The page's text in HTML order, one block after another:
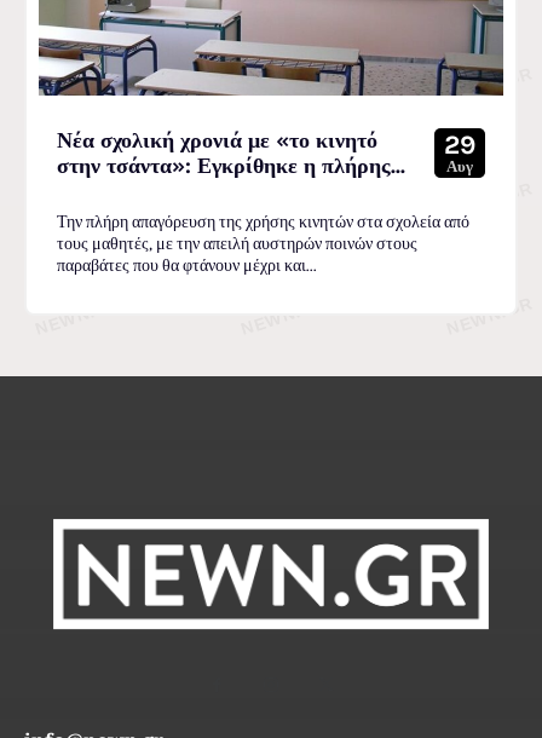
Νέα σχολική χρονιά με «το κινητό
στην τσάντα»: Εγκρίθηκε η πλήρης...
29
Αυγ
Την πλήρη απαγόρευση της χρήσης κινητών στα σχολεία από
τους μαθητές, με την απειλή αυστηρών ποινών στους
παραβάτες που θα φτάνουν μέχρι και...